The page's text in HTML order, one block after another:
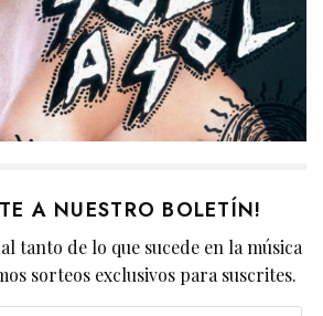
A NUESTRO BOLETÍN!
tanto de lo que sucede en la música
sorteos exclusivos para suscrites.